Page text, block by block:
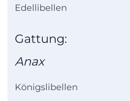
Edellibellen
Gattung:
Anax
Königslibellen